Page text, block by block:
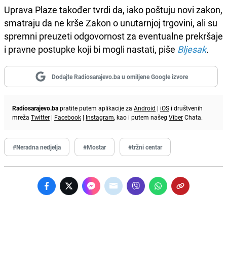
Uprava Plaze također tvrdi da, iako poštuju novi zakon,
smatraju da ne krše Zakon o unutarnjoj trgovini, ali su
spremni preuzeti odgovornost za eventualne prekršaje
i pravne postupke koji bi mogli nastati, piše Bljesak.
Dodajte Radiosarajevo.ba u omiljene Google izvore
Radiosarajevo.bapratite putem aplikacije za Android | iOS i društvenih
mreža Twitter | Facebook | Instagram, kao i putem našeg ViberChata.
#Neradna nedjelja #Mostar #tržni centar